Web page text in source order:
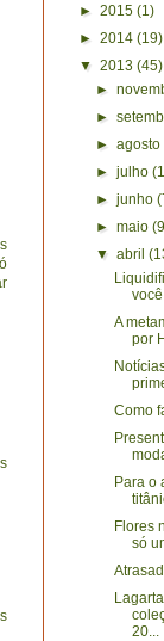
► 2015 (1)
► 2014 (19)
▼ 2013 (45)
►
►
►agosto
►julho
►junho
►maio
▼abril
A
por
Como
Para o
Flores
só
20...